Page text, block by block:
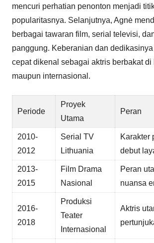
mencuri perhatian penonton menjadi
popularitasnya. Selanjutnya, Agnė
berbagai tawaran film, serial televisi,
panggung. Keberanian dan
cepat dikenal sebagai aktris berbakat di
maupun internasional.
Periode
Proyek
Utama
Peran
2010-
2012
Serial TV
Lithuania
Karakter
debut
2013-
2015
Film Drama
Nasional
Peran
nuansa
2016-
2018
Produksi
Teater
Internasional
Aktris